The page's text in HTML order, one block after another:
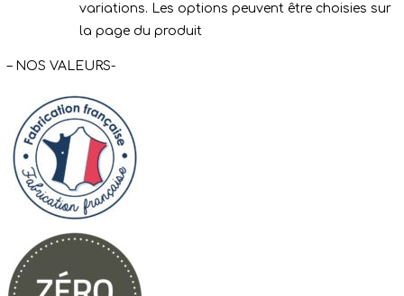
variations. Les options peuvent être choisies sur
la page du produit
– NOS VALEURS-